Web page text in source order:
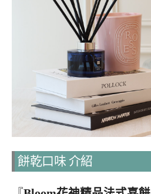
餅乾口味 介紹